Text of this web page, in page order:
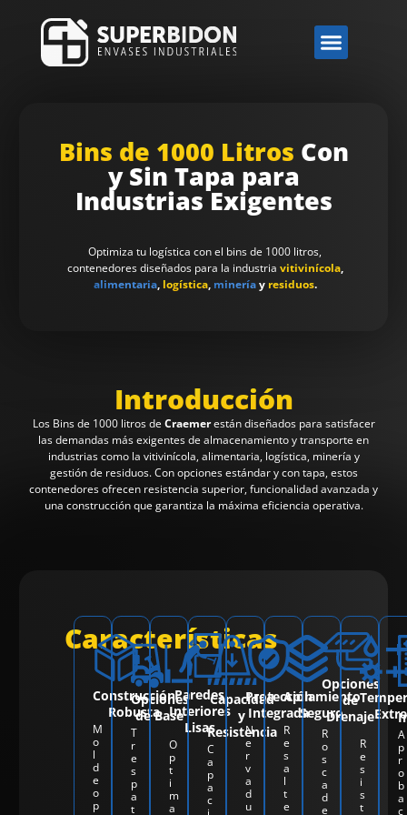
Bins de 1000 Litros Con
y Sin Tapa para
Industrias Exigentes
Optimiza tu logística con el bins de 1000 litros,
contenedores diseñados para la industria vitivinícola,
alimentaria, logística, mineríay residuos.
Introducción
Los Bins de 1000 litros de Craemerestán diseñados para satisfacer
las demandas más exigentes de almacenamiento y transporte en
industrias como la vitivinícola, alimentaria, logística, minería y
gestión de residuos. Con opciones estándar y con tapa, estos
contenedores ofrecen resistencia superior, funcionalidad avanzada y
una construcción que garantiza la máxima eficiencia operativa.
Características
Construcción
Robusta
M
o
l
d
e
o
p
Opciones
de Base
T
r
e
s
p
a
t
Paredes
Interiores
Lisas
O
p
t
i
m
a
Capacidad
y
Resistencia
C
a
p
a
c
Protección
Integrada
N
e
r
v
a
d
u
Apilamiento
Seguro
R
e
s
a
l
t
e
Opciones
de
Drenaje
R
o
s
c
a
d
e
R
e
s
i
s
t
A
p
r
o
b
a
c